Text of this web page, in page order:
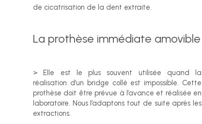
de cicatrisation de la dent extraite.
La prothèse immédiate amovible
> Elle est le plus souvent utilisée quand la
réalisation d’un bridge collé est impossible. Cette
prothèse doit être prévue à l’avance et réalisée en
laboratoire. Nous l’adaptons tout de suite après les
extractions.